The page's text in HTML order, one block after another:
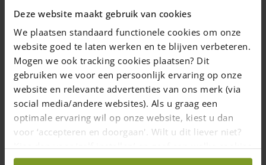
Deze website maakt gebruik van cookies
We plaatsen standaard functionele cookies om onze
website goed te laten werken en te blijven verbeteren.
Mogen we ook tracking cookies plaatsen? Dit
gebruiken we voor een persoonlijk ervaring op onze
website en relevante advertenties van ons merk (via
social media/andere websites). Als u graag een
optimale ervaring wil op onze website, kiest u dan
voor ‘accepteren en doorgaan'. Wilt u dit liever niet?
Kies dan voor ‘zelf instellen’ en geef aan welke cookies
wij wel mogen verzamelen.
A partir de 350 cm les piquets ne sont
plus pointés
Mesuré sur le côté le plus fin
From6,00€
1-7 semaines
Choix des options
Ce
produit
plusieurs